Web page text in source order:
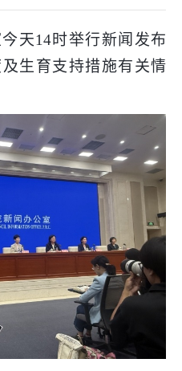
14时举行新闻发布
生育支持措施有关情